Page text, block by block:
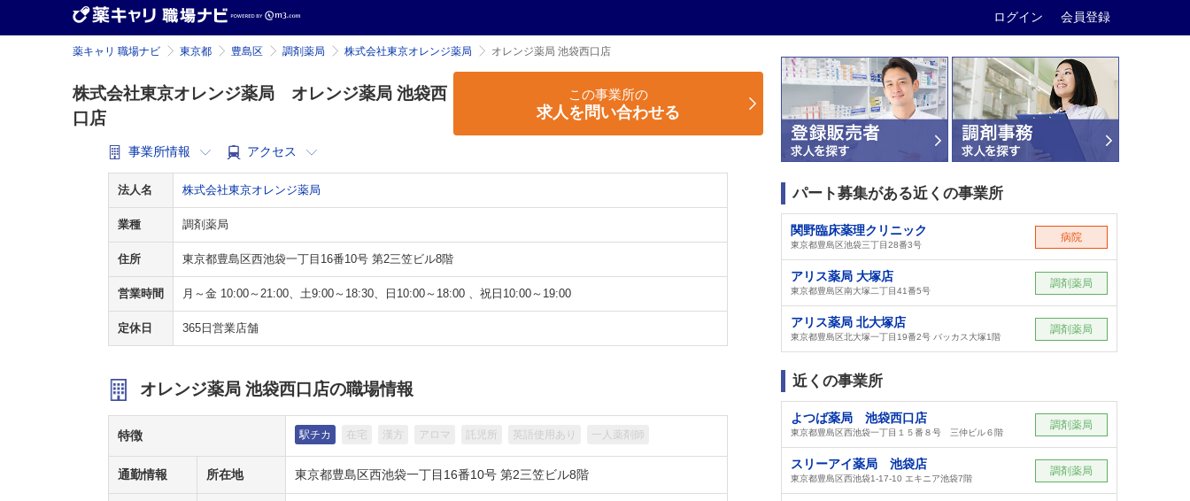
ログイン 会員登録
薬キャリ 職場ナビ 東京都 豊島区 調剤薬局 株式会社東京オレンジ薬局 オレンジ薬局 池袋西口店
株式会社東京オレンジ薬局 オレンジ薬局 池袋西
口店
事業所情報 アクセス
この事業所の
求人を問い合わせる
法人名 株式会社東京オレンジ薬局
業種 調剤薬局
住所 東京都豊島区西池袋一丁目16番10号 第2三笠ビル8階
営業時間 月～金 10:00～21:00、土9:00～18:30、日10:00～18:00 、祝日10:00～19:00
定休日 365日営業店舗
オレンジ薬局 池袋西口店の職場情報
特徴 駅チカ 在宅 漢方 アロマ 託児所 英語使用あり 一人薬剤師
通勤情報 所在地 東京都豊島区西池袋一丁目16番10号 第2三笠ビル8階
パート募集がある近くの事業所
関野臨床薬理クリニック
東京都豊島区池袋三丁目28番3号
病院
アリス薬局 大塚店
東京都豊島区南大塚二丁目41番5号
調剤薬局
アリス薬局 北大塚店
東京都豊島区北大塚一丁目19番2号 バッカス大塚1階
調剤薬局
近くの事業所
よつば薬局 池袋西口店
東京都豊島区西池袋一丁目１５番８号 三仲ビル６階
調剤薬局
スリーアイ薬局 池袋店
東京都豊島区西池袋1-17-10 エキニア池袋7階
調剤薬局